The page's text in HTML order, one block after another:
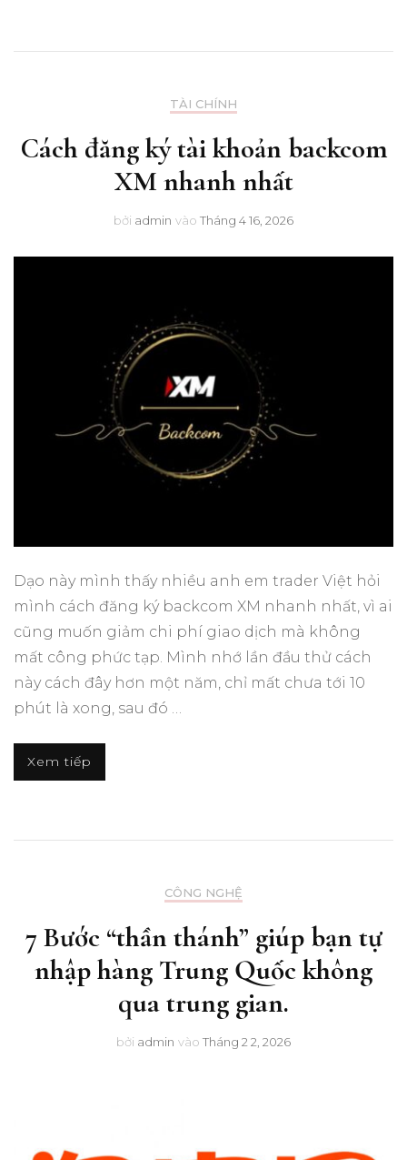
TÀI CHÍNH
Cách đăng ký tài khoản backcom
XM nhanh nhất
bởi admin vào Tháng 4 16, 2026
Dạo này mình thấy nhiều anh em trader Việt hỏi
mình cách đăng ký backcom XM nhanh nhất, vì ai
cũng muốn giảm chi phí giao dịch mà không
mất công phức tạp. Mình nhớ lần đầu thử cách
này cách đây hơn một năm, chỉ mất chưa tới 10
phút là xong, sau đó …
Xem tiếp
CÔNG NGHỆ
7 Bước “thần thánh” giúp bạn tự
nhập hàng Trung Quốc không
qua trung gian.
bởi admin vào Tháng 2 2, 2026